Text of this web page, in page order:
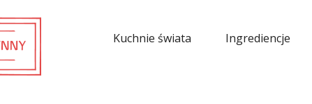
Kuchnie świata Ingrediencje